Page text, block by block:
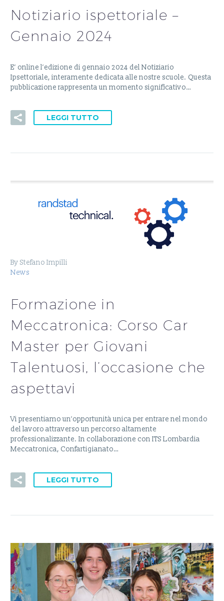
Notiziario ispettoriale –
Gennaio 2024
E’ online l’edizione di gennaio 2024 del Notiziario
Ipsettoriale, interamente dedicata alle nostre scuole. Questa
pubblicazione rappresenta un momento significativo…
LEGGI TUTTO
By Stefano Impilli
News
Formazione in
Meccatronica: Corso Car
Master per Giovani
Talentuosi, l’occasione che
aspettavi
Vi presentiamo un’opportunità unica per entrare nel mondo
del lavoro attraverso un percorso altamente
professionalizzante. In collaborazione con ITS Lombardia
Meccatronica, Confartigianato…
LEGGI TUTTO